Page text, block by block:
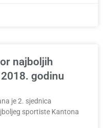
najboljih
godinu
je 2. sjednica
sportiste Kantona